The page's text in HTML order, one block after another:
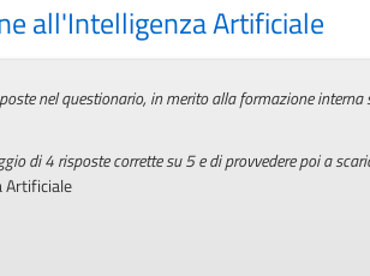
all'Intelligenza Artificiale
nel questionario, in merito alla formazione
di 4 risposte corrette su 5 e di provvedere poi a
Artificiale